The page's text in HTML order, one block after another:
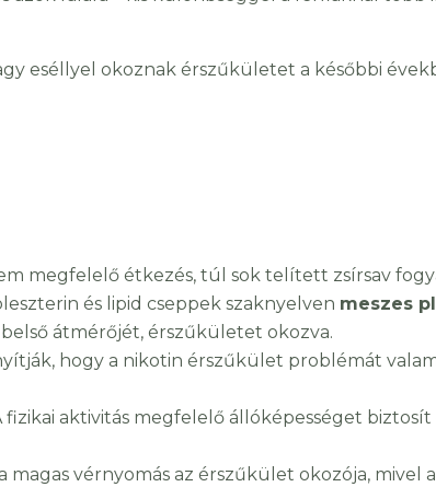
eséllyel okoznak érszűkületet a későbbi
megfelelő étkezés, túl sok telített zsírsav
és lipid cseppek szaknyelven meszes
átmérőjét, érszűkületet okozva.
hogy a nikotin érszűkület problémát
fizikai aktivitás megfelelő állóképességet biztosít
magas vérnyomás az érszűkület okozója, mivel